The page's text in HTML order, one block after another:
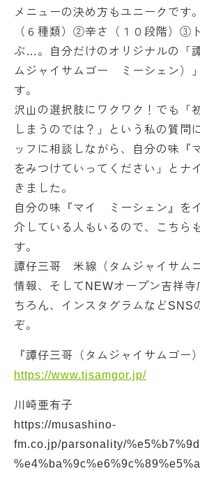
メニューの決め方もユニークです
（６種類）②辛さ（１０段階）③
ぶ…。自分だけのオリジナルの「
ムジャイサムゴー ミーシェン）
す。
沢山の選択肢にワクワク！でも「
しまうのでは？」という私の質問
ッフに相談しながら、自分の味『
をみつけていってください」とナ
きました。
自分の味『マイ ミーシェン』を
介している人もいるので、こちら
す。
譚仔三哥 米線（タムジャイサム
情報、そしてNEWオープン吉祥寺
ちろん、インスタグラムなどSNS
ぞ。
『譚仔三哥（タムジャイサムゴー
https://www.tjsamgor.jp/
川崎亜有子
https://musashino-
fm.co.jp/parsonality/